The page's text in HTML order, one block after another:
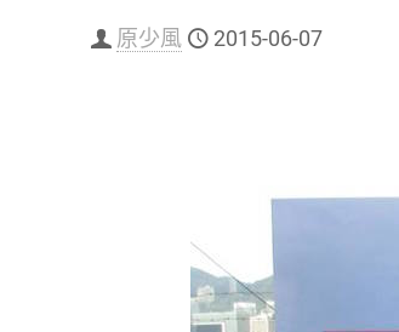
原少風 2015-06-07